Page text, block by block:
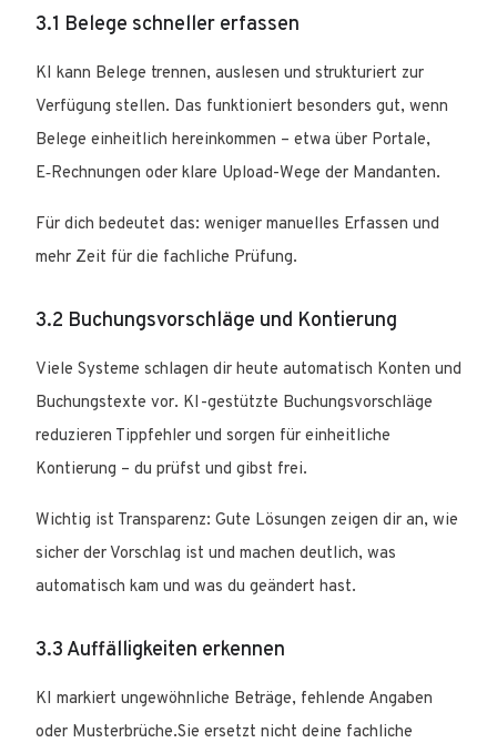
3.1 Belege schneller erfassen
KI kann Belege trennen, auslesen und strukturiert zur
Verfügung stellen. Das funktioniert besonders gut, wenn
Belege einheitlich hereinkommen – etwa über Portale,
E‑Rechnungen oder klare Upload-Wege der Mandanten.
Für dich bedeutet das: weniger manuelles Erfassen und
mehr Zeit für die fachliche Prüfung.
3.2 Buchungsvorschläge und Kontierung
Viele Systeme schlagen dir heute automatisch Konten und
Buchungstexte vor. KI-gestützte Buchungsvorschläge
reduzieren Tippfehler und sorgen für einheitliche
Kontierung – du prüfst und gibst frei.
Wichtig ist Transparenz: Gute Lösungen zeigen dir an, wie
sicher der Vorschlag ist und machen deutlich, was
automatisch kam und was du geändert hast.
3.3 Auffälligkeiten erkennen
KI markiert ungewöhnliche Beträge, fehlende Angaben
oder Musterbrüche.Sie ersetzt nicht deine fachliche